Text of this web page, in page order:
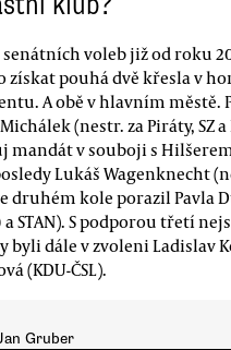
voleb již od roku
získat pouhá dvě křesla v
A obě v hlavním městě.
(nestr. za Piráty, SZ a
mandát v souboji s
Lukáš Wagenknecht
druhém kole porazil Pavla
a STAN). S podporou třetí
dále v zvoleni Ladislav
(KDU-ČSL).
Gruber